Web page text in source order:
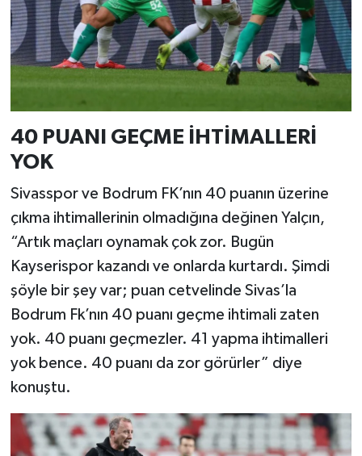
40 PUANI GEÇME İHTİMALLERİ
YOK
Sivasspor ve Bodrum FK’nın 40 puanın üzerine
çıkma ihtimallerinin olmadığına değinen Yalçın,
“Artık maçları oynamak çok zor. Bugün
Kayserispor kazandı ve onlarda kurtardı. Şimdi
şöyle bir şey var; puan cetvelinde Sivas’la
Bodrum Fk’nın 40 puanı geçme ihtimali zaten
yok. 40 puanı geçmezler. 41 yapma ihtimalleri
yok bence. 40 puanı da zor görürler” diye
konuştu.